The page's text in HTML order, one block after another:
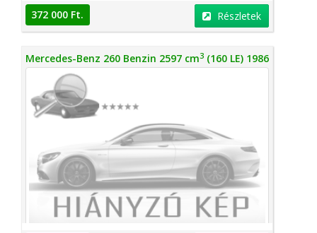
372 000 Ft. Részletek
Mercedes-Benz 260 Benzin 2597 cm3 (160 LE) 1986